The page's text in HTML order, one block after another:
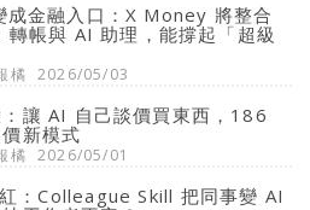
成金融入口：X Money 將整合
帳與 AI 助理，能撐起「超級
橘 2026/05/03
讓 AI 自己談價買東西，186
新模式
橘 2026/05/01
：Colleague Skill 把同事變 AI